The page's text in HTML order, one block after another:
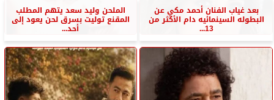
بعد غياب الفنان أحمد مكي عن
البطوله السينمائيه دام الأكثر من
13...
الملحن وليد سعد يتهم المطلب
المقنع توليت بسرق لحن يعود إلى
أحد...